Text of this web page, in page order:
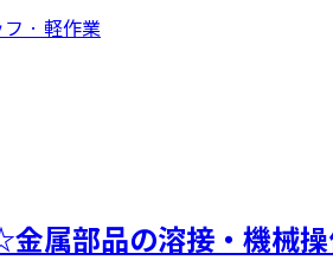
· 軽作業
金属部品の溶接・機械